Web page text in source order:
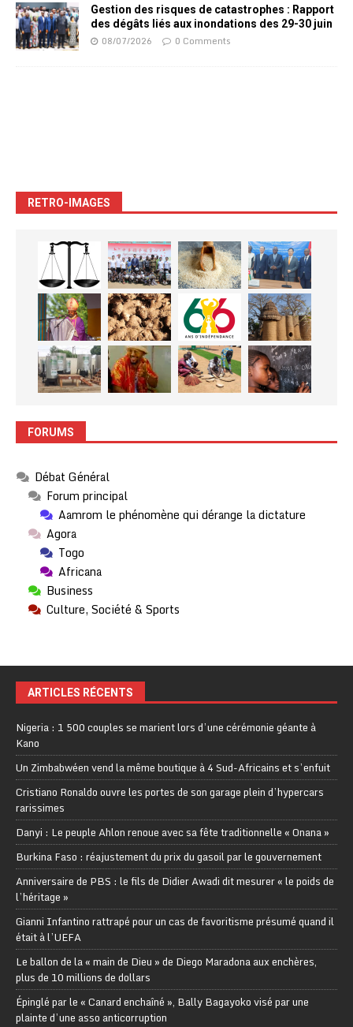
Gestion des risques de catastrophes : Rapport
des dégâts liés aux inondations des 29-30 juin
08/07/2026 0 Comments
RETRO-IMAGES
FORUMS
Débat Général
Forum principal
Aamrom le phénomène qui dérange la dictature
Agora
Togo
Africana
Business
Culture, Société & Sports
ARTICLES RÉCENTS
Nigeria : 1 500 couples se marient lors d’une cérémonie géante à
Kano
Un Zimbabwéen vend la même boutique à 4 Sud-Africains et s’enfuit
Cristiano Ronaldo ouvre les portes de son garage plein d’hypercars
rarissimes
Danyi : Le peuple Ahlon renoue avec sa fête traditionnelle « Onana »
Burkina Faso : réajustement du prix du gasoil par le gouvernement
Anniversaire de PBS : le fils de Didier Awadi dit mesurer « le poids de
l’héritage »
Gianni Infantino rattrapé pour un cas de favoritisme présumé quand il
était à l’UEFA
Le ballon de la « main de Dieu » de Diego Maradona aux enchères,
plus de 10 millions de dollars
Épinglé par le « Canard enchaîné », Bally Bagayoko visé par une
plainte d’une asso anticorruption